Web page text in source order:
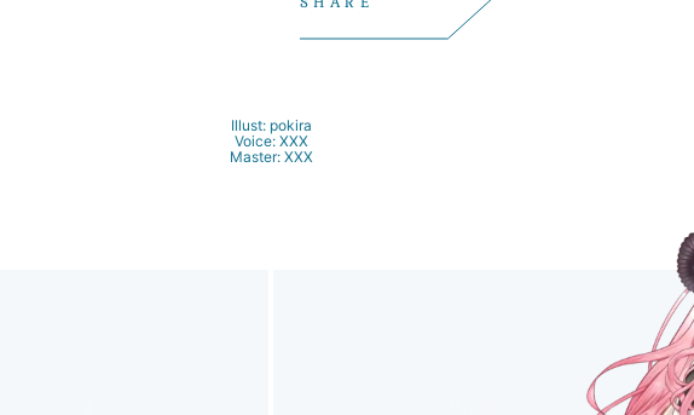
Illust: pokira
Voice: XXX
Master: XXX